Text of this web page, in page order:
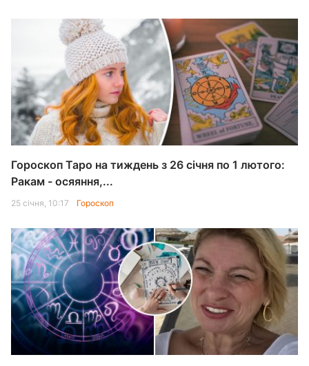
Гороскоп Таро на тиждень з 26 січня по 1 лютого:
Ракам - осяяння,...
25 січня, 10:17 Гороскоп